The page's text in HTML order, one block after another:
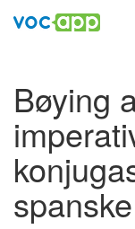
Bøying